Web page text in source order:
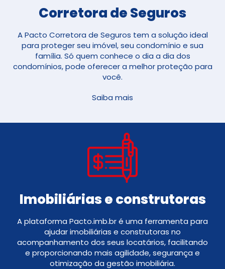
Corretora de Seguros​
A Pacto Corretora de Seguros tem a solução ideal
para proteger seu imóvel, seu condomínio e sua
família. Só quem conhece o dia a dia dos
condomínios, pode oferecer a melhor proteção para
você.
Saiba mais
Imobiliárias e construtoras
A plataforma Pacto.imb.br é uma ferramenta para
ajudar imobiliárias e construtoras no
acompanhamento dos seus locatários, facilitando
e proporcionando mais agilidade, segurança e
otimização da gestão imobiliária.